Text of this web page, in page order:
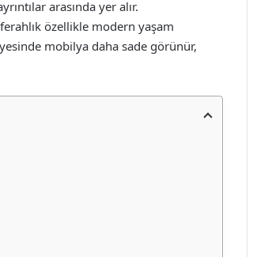
arasında yer alır.
özellikle modern yaşam
mobilya daha sade görünür,